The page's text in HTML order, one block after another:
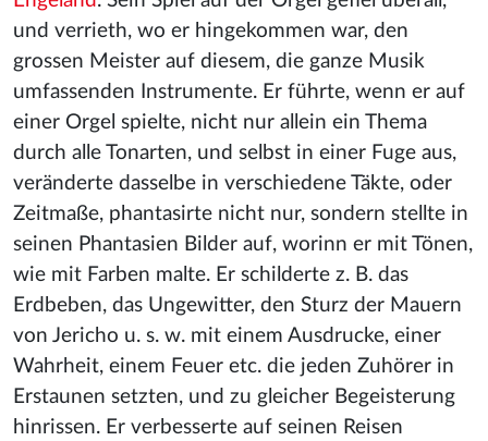
und verrieth, wo er hingekommen war, den
grossen Meister auf diesem, die ganze Musik
umfassenden Instrumente. Er führte, wenn er auf
einer Orgel spielte, nicht nur allein ein Thema
durch alle Tonarten, und selbst in einer Fuge aus,
veränderte dasselbe in verschiedene Täkte, oder
Zeitmaße, phantasirte nicht nur, sondern stellte in
seinen Phantasien Bilder auf, worinn er mit Tönen,
wie mit Farben malte. Er schilderte z. B. das
Erdbeben, das Ungewitter, den Sturz der Mauern
von Jericho u. s. w. mit einem Ausdrucke, einer
Wahrheit, einem Feuer etc. die jeden Zuhörer in
Erstaunen setzten, und zu gleicher Begeisterung
hinrissen. Er verbesserte auf seinen Reisen